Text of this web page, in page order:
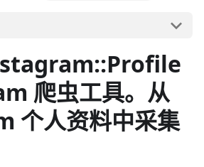
爬虫工具。从
个人资料中采集